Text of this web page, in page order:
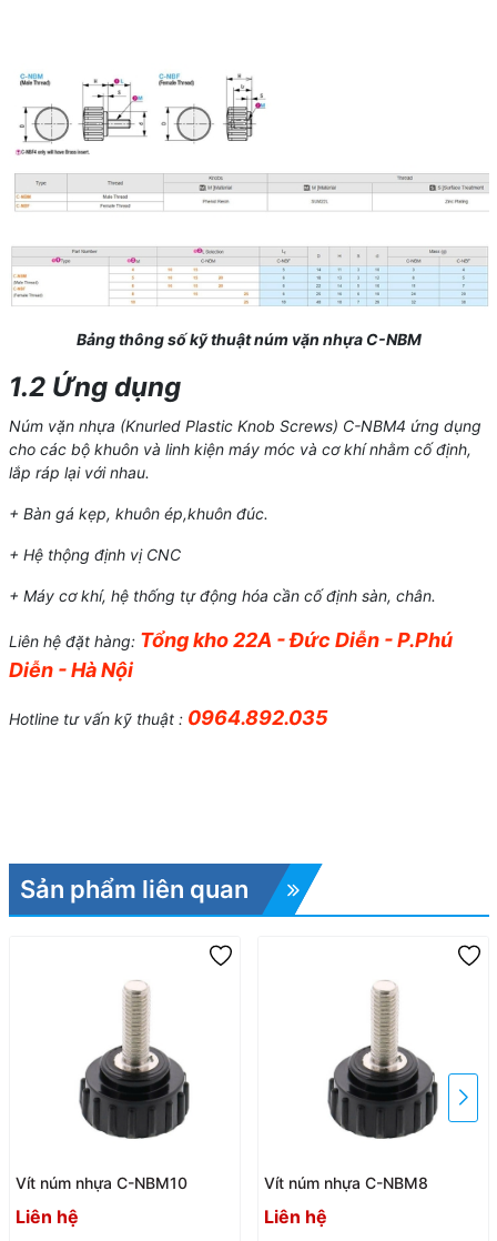
Bảng thông số kỹ thuật núm vặn nhựa C-NBM
1.2 Ứng dụng
Núm vặn nhựa (Knurled Plastic Knob Screws) C-NBM4 ứng dụng
cho các bộ khuôn và linh kiện máy móc và cơ khí nhằm cố định,
lắp ráp lại với nhau.
+ Bàn gá kẹp, khuôn ép,khuôn đúc.
+ Hệ thộng định vị CNC
+ Máy cơ khí, hệ thống tự động hóa cần cố định sàn, chân.
Liên hệ đặt hàng: Tổng kho 22A - Đức Diễn - P.Phú
Diễn - Hà Nội
Hotline tư vấn kỹ thuật : 0964.892.035
Sản phẩm liên quan
Vít núm nhựa C-NBM10
Liên hệ
Vít núm nhựa C-NBM8
Liên hệ